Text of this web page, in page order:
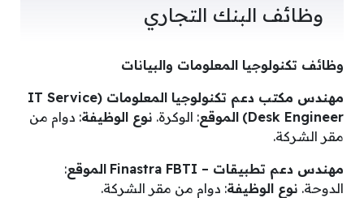
وظائف البنك التجاري
وظائف تكنولوجيا المعلومات والبيانات
مهندس مكتب دعم تكنولوجيا المعلومات (IT Service
Desk Engineer) الموقع: الوكرة. نوع الوظيفة: دوام من
مقر الشركة.
مهندس دعم تطبيقات – Finastra FBTI
الموقع:
الدوحة. نوع الوظيفة: دوام من مقر الشركة.